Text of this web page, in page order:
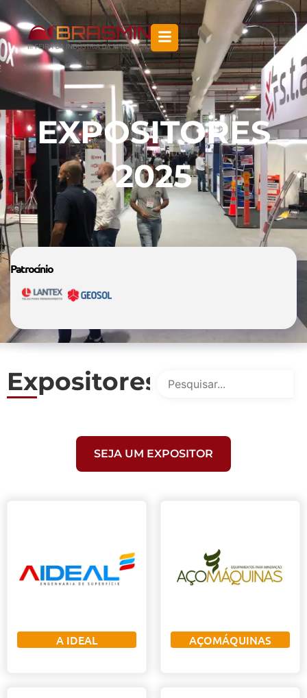
EXPOSITORES
2025
Patrocínio
Expositores
SEJA UM EXPOSITOR
A IDEAL AÇOMÁQUINAS